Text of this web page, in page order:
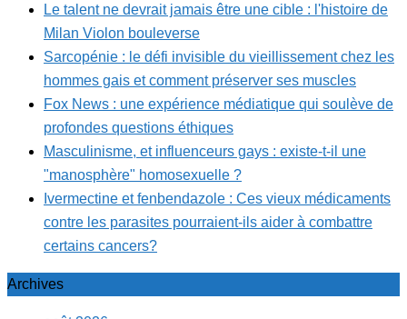
Le talent ne devrait jamais être une cible : l'histoire de
Milan Violon bouleverse
Sarcopénie : le défi invisible du vieillissement chez les
hommes gais et comment préserver ses muscles
Fox News : une expérience médiatique qui soulève de
profondes questions éthiques
Masculinisme, et influenceurs gays : existe-t-il une
"manosphère" homosexuelle ?
Ivermectine et fenbendazole : Ces vieux médicaments
contre les parasites pourraient-ils aider à combattre
certains cancers?
Archives